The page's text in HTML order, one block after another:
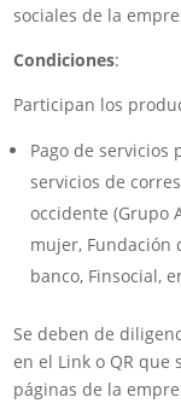
sociales de la
Condiciones:
Participan los
Pago de servicios
servicios de
occidente (Grupo
mujer, Fundación
banco, Finsocial,
Se deben de
en el Link o QR que
páginas de la